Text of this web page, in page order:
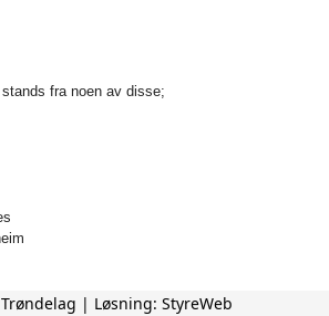
fra noen av disse;
| Løsning: StyreWeb